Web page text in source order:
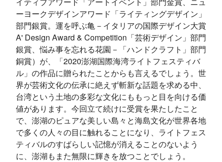
ーヨークデザインアワード「ライティングデザイン」
部門銀賞。運を呼ぶ亀－イタリアの国際デザイン大賞
A' Design Award & Competition「芸術デザイン」部門
銀賞、悩み事を忘れる花園－「ハンドクラフト」部門
銅賞）が、「2020澎湖国際海湾ライトフェスティバ
ル」の作品に贈られたことからも言えるでしょう。世
界が芸術文化の伝承に絶えず斬新な話題を求める中、
台湾という土地の多彩な文化にももっと目を向ける価
値があります。今回立て続けに受賞を果たしたこと
で、澎湖のピュアな美しい島々と海島文化が世界各地
で多くの人々の目に触れることになり、ライトフェス
ティバルのすばらしい記憶が消えることのないよう
に、澎湖もまた無限に輝きを放つことでしょう。